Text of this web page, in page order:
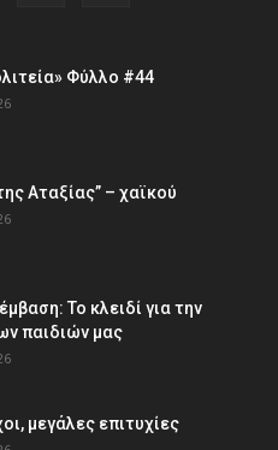
Φύλλο #44
Αταξίας” – χαϊκού
Το κλειδί για την
παιδιών µας
μεγάλες επιτυχίες